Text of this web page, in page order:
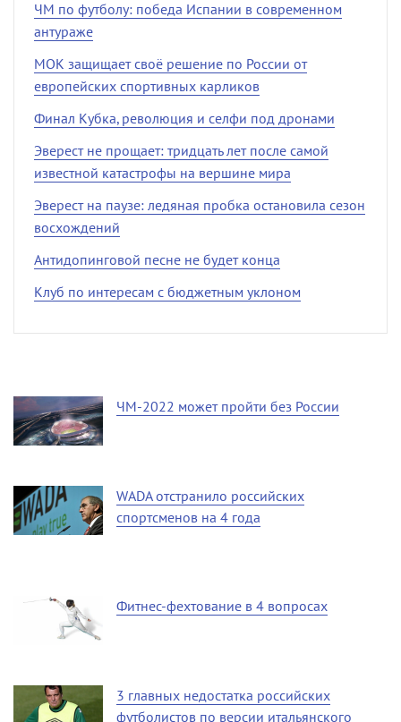
ЧМ по футболу: победа Испании в современном
антураже
МОК защищает своё решение по России от
европейских спортивных карликов
Финал Кубка, революция и селфи под дронами
Эверест не прощает: тридцать лет после самой
известной катастрофы на вершине мира
Эверест на паузе: ледяная пробка остановила сезон
восхождений
Антидопинговой песне не будет конца
Клуб по интересам с бюджетным уклоном
ЧМ-2022 может пройти без России
WADA отстранило российских
спортсменов на 4 года
Фитнес-фехтование в 4 вопросах
3 главных недостатка российских
футболистов по версии итальянского